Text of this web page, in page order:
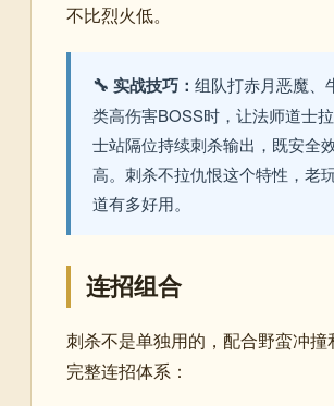
不比烈火低。
🔧 实战技巧： 组队打赤月恶魔、
类高伤害BOSS时，让法师道士
士站隔位持续刺杀输出，既安全
高。刺杀不拉仇恨这个特性，老
道有多好用。
连招组合
刺杀不是单独用的，配合野蛮冲撞
完整连招体系：